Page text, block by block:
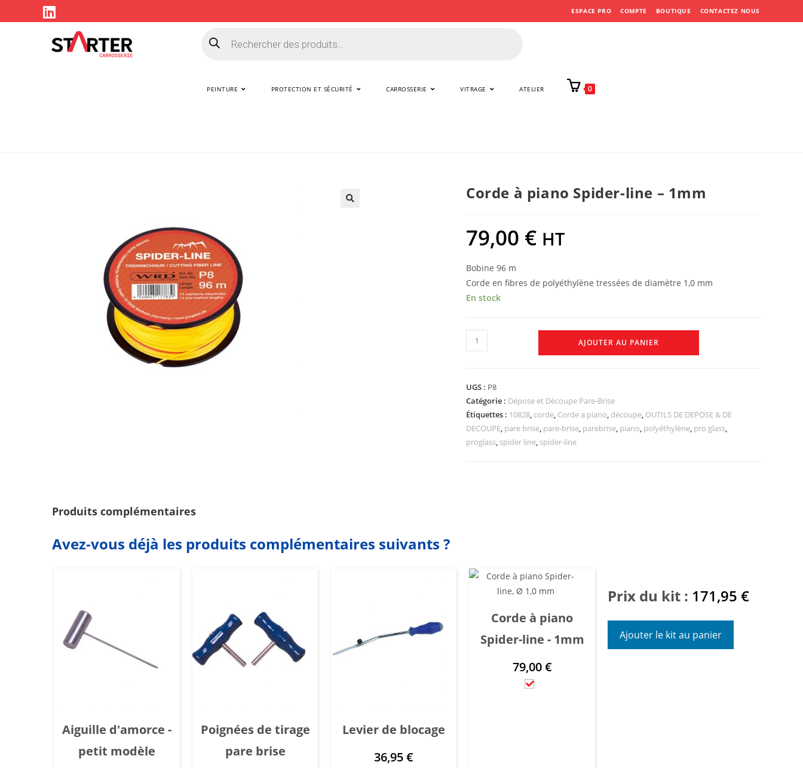
ESPACE PRO COMPTE BOUTIQUE CONTACTEZ NOUS
PEINTURE PROTECTION ET SÉCURITÉ CARROSSERIE VITRAGE ATELIER 0
Corde à piano Spider-line – 1mm
79,00 € HT
Bobine 96 m
Corde en fibres de polyéthylène tressées de diamètre 1,0 mm
En stock
AJOUTER AU PANIER
UGS : P8
Catégorie : Dépose et Découpe Pare-Brise
Étiquettes : 10828, corde, Corde a piano, découpe, OUTILS DE DEPOSE & DE
DECOUPE, pare brise, pare-brise, parebrise, piano, polyéthylène, pro glass,
proglass, spider line, spider-line
Produits complémentaires
Avez-vous déjà les produits complémentaires suivants ?
Aiguille d'amorce -
petit modèle
Poignées de tirage
pare brise
Levier de blocage
36,95€
Corde à piano
Spider-line - 1mm
79,00€
Prix du kit : 171,95 €
Ajouter le kit au panier